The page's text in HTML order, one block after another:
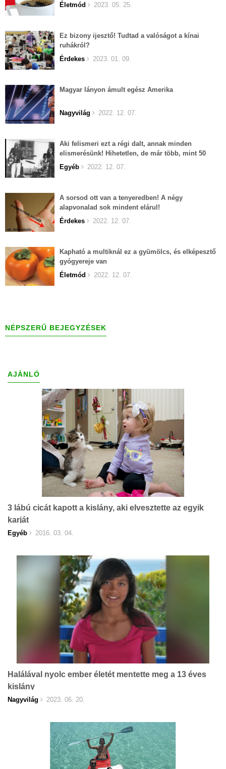
Életmód 2023. 05. 25.
Ez bizony ijesztő! Tudtad a valóságot a kínai
ruhákról?
Érdekes
2023. 01. 09.
Magyar lányon ámult egész Amerika
Nagyvilág 2022. 12. 07.
Aki felismeri ezt a régi dalt, annak minden
elismerésünk! Hihetetlen, de már több, mint 50
éves...
Egyéb 2022. 12. 07.
A sorsod ott van a tenyeredben! A négy
alapvonalad sok mindent elárul!
Érdekes
2022. 12. 07.
Kapható a multiknál ez a gyümölcs, és elképesztő
gyógyereje van
Életmód
2022. 12. 07.
NÉPSZERŰ BEJEGYZÉSEK
AJÁNLÓ
3 lábú cicát kapott a kislány, aki elvesztette az egyik
karját
Egyéb 2016. 03. 04.
Halálával nyolc ember életét mentette meg a 13 éves
kislány
Nagyvilág 2023. 06. 20.